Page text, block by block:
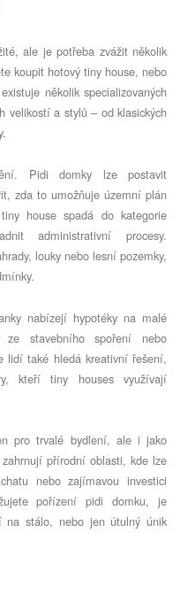
ale je potřeba zvážit několik
koupit hotový tiny house, nebo
několik specializovaných
velikostí a stylů – od klasických
Pidi domky lze postavit
zda to umožňuje územní plán
house spadá do kategorie
administrativní procesy.
louky nebo lesní pozemky,
nabízejí hypotéky na malé
stavebního spoření nebo
lidí také hledá kreativní řešení,
kteří tiny houses využívají
pro trvalé bydlení, ale i jako
přírodní oblasti, kde lze
nebo zajímavou investici
pořízení pidi domku, je
na stálo, nebo jen útulný únik